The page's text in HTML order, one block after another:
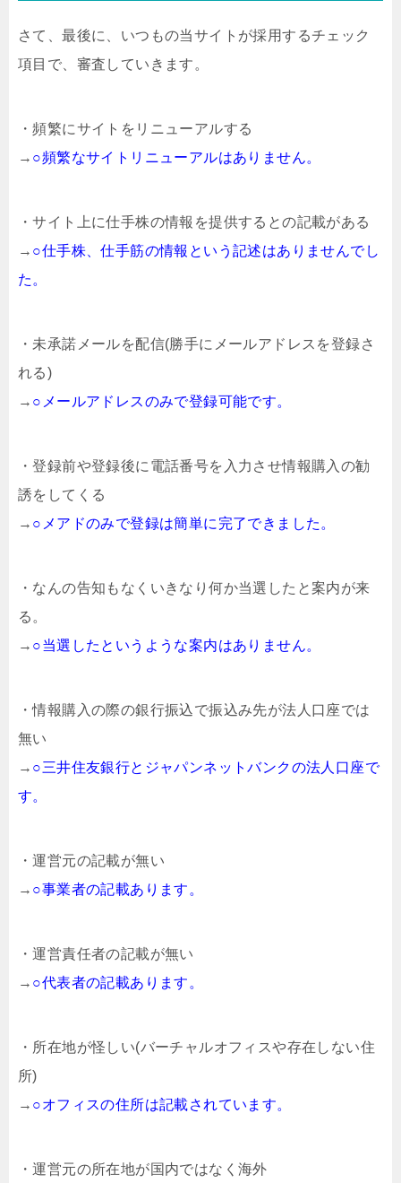
さて、最後に、いつもの当サイトが採用するチェック
項目で、審査していきます。
・頻繁にサイトをリニューアルする
→ ○頻繁なサイトリニューアルはありません。
・サイト上に仕手株の情報を提供するとの記載がある
→ ○仕手株、仕手筋の情報という記述はありませんでし
た。
・未承諾メールを配信(勝手にメールアドレスを登録さ
れる)
→ ○メールアドレスのみで登録可能です。
・登録前や登録後に電話番号を入力させ情報購入の勧
誘をしてくる
→ ○メアドのみで登録は簡単に完了できました。
・なんの告知もなくいきなり何か当選したと案内が来
る。
→ ○当選したというような案内はありません。
・情報購入の際の銀行振込で振込み先が法人口座では
無い
→ ○三井住友銀行とジャパンネットバンクの法人口座で
す。
・運営元の記載が無い
→ ○事業者の記載あります。
・運営責任者の記載が無い
→ ○代表者の記載あります。
・所在地が怪しい(バーチャルオフィスや存在しない住
所)
→ ○オフィスの住所は記載されています。
・運営元の所在地が国内ではなく海外